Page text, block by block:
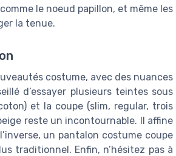
le noeud papillon, et même les
la tenue.
costume, avec des nuances
d’essayer plusieurs teintes sous
et la coupe (slim, regular, trois
reste un incontournable. Il affine
un pantalon costume coupe
traditionnel. Enfin, n’hésitez pas à